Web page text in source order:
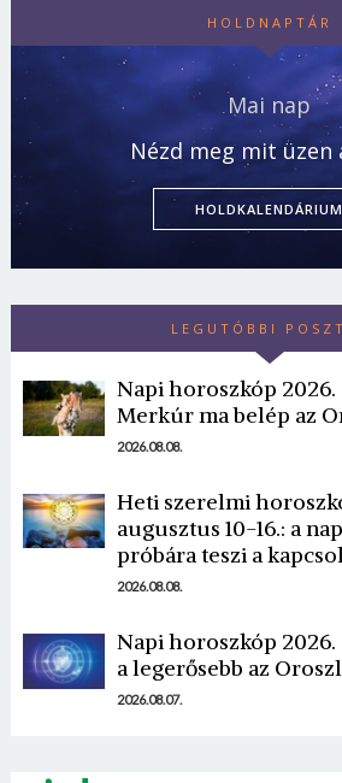
HOLDNAPTÁR
Mai nap
Nézd meg mit üzen
HOLDKALENDÁRIUM
LEGUTÓBBI
Napi horoszkóp 2026.
Merkúr ma belép az
2026.08.08.
Heti szerelmi
augusztus 10-16.: a
próbára teszi a
2026.08.08.
Napi horoszkóp 2026.
a legerősebb az
2026.08.07.
Borsonline